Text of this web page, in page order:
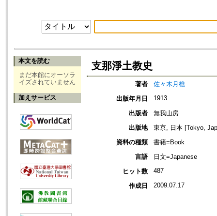
本文を読む
まだ本館にオーソラ
イズされていません
加えサービス
支那淨土教史
著者
佐々木月樵
出版年月日
1913
出版者
無我山房
出版地
東京, 日本 [Tokyo,
資料の種類
書籍=Book
言語
日文=Japanese
ヒット数
487
作成日 2009.07.17